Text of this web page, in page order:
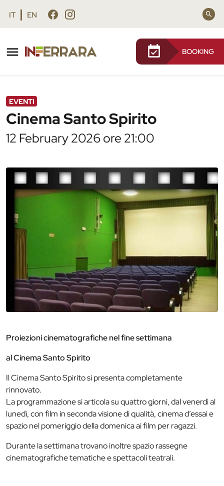
Vai al contenuto principale
Vai al footer
IT EN
BOOKING
Cinema Santo Spirito
EVENTI
Cinema Santo Spirito
12 February 2026 ore 21:00
Proiezioni cinematografiche nel fine settimana
al Cinema Santo Spirito
Il Cinema Santo Spirito si presenta completamente
rinnovato.
La programmazione si articola su quattro giorni, dal venerdì al
lunedì, con film in seconda visione di qualità, cinema d’essai e
spazio nel pomeriggio della domenica ai film per ragazzi.
Durante la settimana trovano inoltre spazio rassegne
cinematografiche tematiche e spettacoli teatrali.